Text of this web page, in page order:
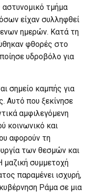
τμήμα
είχαν συλληφθεί
ημερών. Κατά τη
φθορές στο
υδροβόλο για
σημείο καμπής για
Αυτό που ξεκίνησε
αμφιλεγόμενη
κοινωνικό και
αφορούν τη
των θεσμών και
μαζική συμμετοχή
παραμένει ισχυρή,
Ράμα σε μια